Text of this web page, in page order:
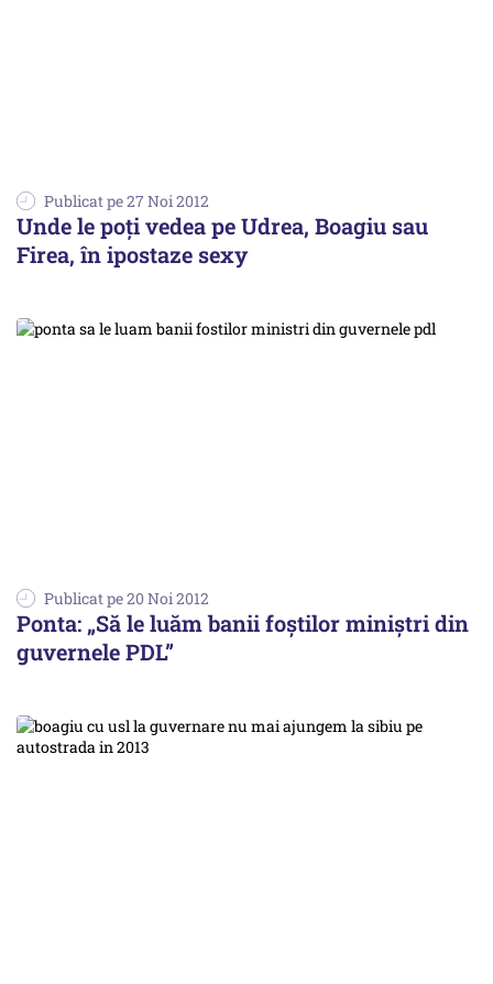
Publicat pe 27 Noi 2012
Unde le poți vedea pe Udrea, Boagiu sau
Firea, în ipostaze sexy
Publicat pe 20 Noi 2012
Ponta: „Să le luăm banii foștilor miniștri din
guvernele PDL”